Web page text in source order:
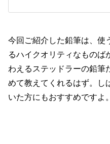
今回ご紹介した鉛筆は、使
るハイクオリティなものば
わえるステッドラーの鉛筆
めて教えてくれるはず。し
いた方にもおすすめですよ。